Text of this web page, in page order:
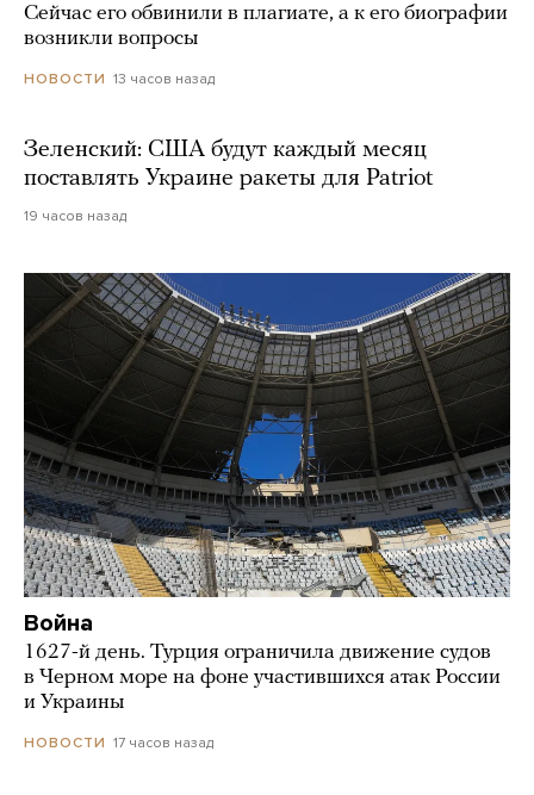
Сейчас его обвинили в плагиате, а к его биографии
возникли вопросы
НОВОСТИ 13 часов назад
Зеленский: США будут каждый месяц
поставлять Украине ракеты для Patriot
19 часов назад
Война
1627-й день. Турция ограничила движение судов
в Черном море на фоне участившихся атак России
и Украины
НОВОСТИ 17 часов назад